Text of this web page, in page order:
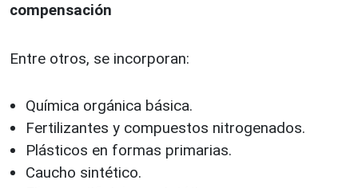
compensación
Entre otros, se incorporan:
Química orgánica básica.
Fertilizantes y compuestos nitrogenados.
Plásticos en formas primarias.
Caucho sintético.